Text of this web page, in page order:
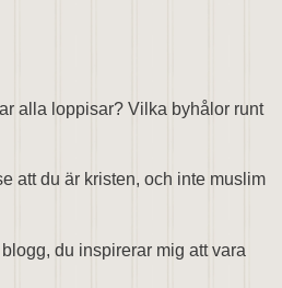
alla loppisar? Vilka byhålor runt
att du är kristen, och inte muslim
du inspirerar mig att vara